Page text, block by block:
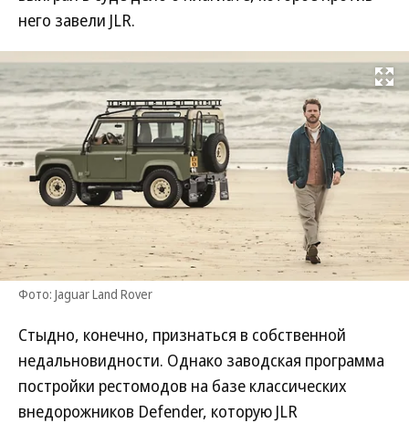
него завели JLR.
Развернуть
Фото: Jaguar Land Rover
Стыдно, конечно, признаться в собственной
недальновидности. Однако заводская программа
постройки рестомодов на базе классических
внедорожников Defender, которую JLR